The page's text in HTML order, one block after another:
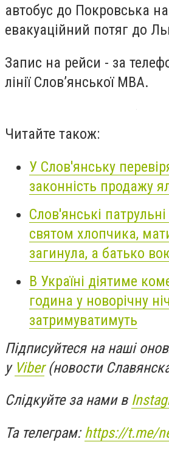
автобус до Покровська
евакуаційний потяг до
Запис на рейси - за
лінії Слов’янської МВА.
Читайте також:
У Слов'янську
законність продажу
Слов'янські патрульні
святом хлопчика,
загинула, а батько
В Україні діятиме
година у новорічну
затримуватимуть
Підписуйтеся на наші
у Viber(новости
Слідкуйте за нами в
Та телеграм:https://t.me/